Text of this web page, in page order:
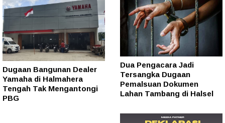
Dugaan Bangunan Dealer
Yamaha di Halmahera
Tengah Tak Mengantongi
PBG
Dua Pengacara Jadi
Tersangka Dugaan
Pemalsuan Dokumen
Lahan Tambang di Halsel